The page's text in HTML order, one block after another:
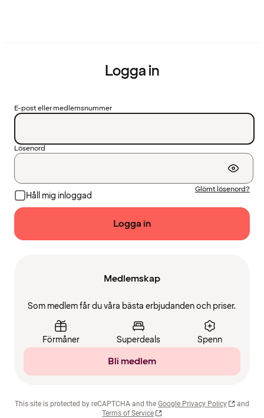
Logga in
E-post eller medlemsnummer
Lösenord
Håll mig inloggad
Glömt lösenord?
Logga in
Medlemskap
Som medlem får du våra bästa erbjudanden och priser.
Förmåner Superdeals Spenn
Bli medlem
This site is protected by reCAPTCHA and the Google Privacy Policy
and
Terms of Service